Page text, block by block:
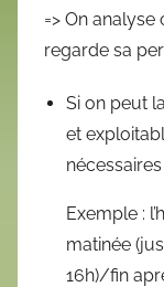
=> On
regarde sa
Si on peut
et
nécessaires
Exemple :
matinée
16h)/fin